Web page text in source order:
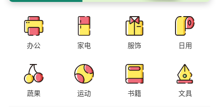
办公 家电 服饰 日用
蔬果 运动 书籍 文具